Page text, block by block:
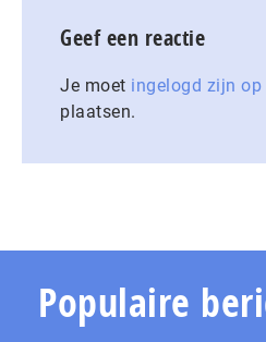
Geef een reactie
Je moet ingelogd zijn op
plaatsen.
Populaire